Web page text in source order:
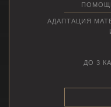
АДАПТАЦИЯ
ДО 3